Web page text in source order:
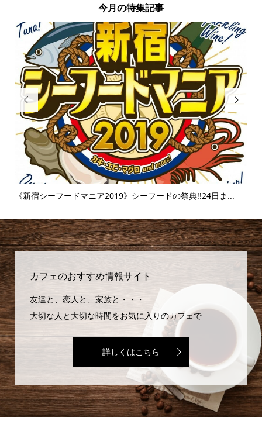
今月の特集記事

《新宿シーフードマニア2019》シーフードの祭典!!24日ま...

カフェのおすすめ情報サイト
友達と、恋人と、家族と・・・
大切な人と大切な時間をお気に入りのカフェで
詳しくはこちら